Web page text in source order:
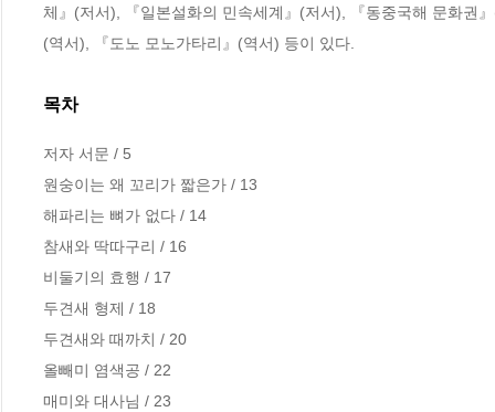
체』(저서), 『일본설화의 민속세계』(저서), 『동중국해 문화권
(역서), 『도노 모노가타리』(역서) 등이 있다.
목차
저자 서문 / 5
원숭이는 왜 꼬리가 짧은가 / 13
해파리는 뼈가 없다 / 14
참새와 딱따구리 / 16
비둘기의 효행 / 17
두견새 형제 / 18
두견새와 때까치 / 20
올빼미 염색공 / 22
매미와 대사님 / 23